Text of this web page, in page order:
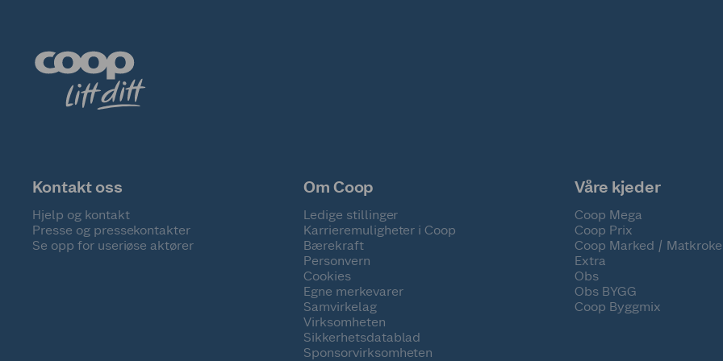
Kontakt oss
Hjelp og kontakt
Presse og pressekontakter
Se opp for useriøse aktører
Om Coop
Ledige stillinger
Karrieremuligheter i Coop
Bærekraft
Personvern
Cookies
Egne merkevarer
Samvirkelag
Virksomheten
Sikkerhetsdatablad
Sponsorvirksomheten
Våre kjeder
Coop Mega
Coop Prix
Coop Marked /
Extra
Obs
Obs BYGG
Coop Byggmix